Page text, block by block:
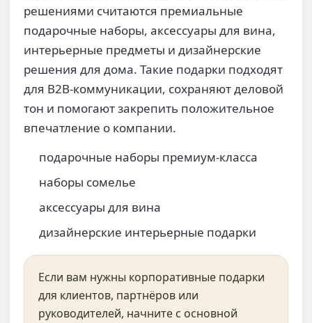
решениями считаются премиальные
подарочные наборы, аксессуары для вина,
интерьерные предметы и дизайнерские
решения для дома. Такие подарки подходят
для B2B-коммуникации, сохраняют деловой
тон и помогают закрепить положительное
впечатление о компании.
подарочные наборы премиум-класса
наборы сомелье
аксессуары для вина
дизайнерские интерьерные подарки
Если вам нужны корпоративные подарки
для клиентов, партнёров или
руководителей, начните с основной